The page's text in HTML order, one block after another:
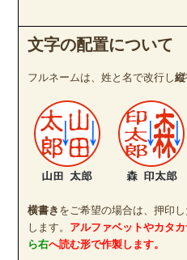
文字の配置について
フルネームは、姓と名で改行し
横書き をご希望の場合は、押印
します。 アルファベットやカタ
ら右へ読む形で作製します。